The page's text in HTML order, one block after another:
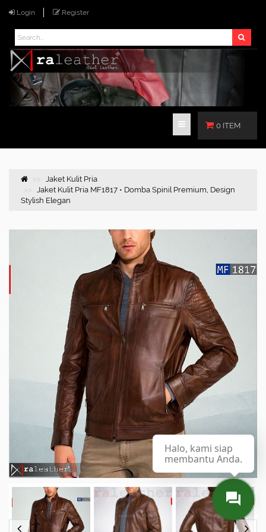
Login Register
0 ITEM
Jaket Kulit Pria
Jaket Kulit Pria MF1817 • Domba Spinil Premium, Design
Stylish Elegan
Halo, kami siap
membantu Anda.